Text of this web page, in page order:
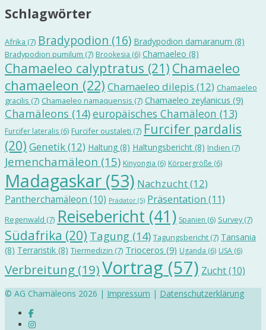
Schlagwörter
Afrika (7) Bradypodion (16) Bradypodion damaranum (8)
Bradypodion pumilum (7) Brookesia (6) Chamaeleo (8)
Chamaeleo calyptratus (21) Chamaeleo
chamaeleon (22) Chamaeleo dilepis (12) Chamaeleo
gracilis (7) Chamaeleo namaquensis (7) Chamaeleo zeylanicus (9)
Chamäleons (14)europäisches Chamäleon (13)
Furcifer lateralis (6) Furcifer oustaleti (7) Furcifer pardalis
(20) Genetik(12) Haltung (8) Haltungsbericht (8) Indien (7)
Jemenchamäleon (15) Kinyongia (6) Körpergröße (6)
Madagaskar (53) Nachzucht(12)
Pantherchamäleon (10) Prädator (5) Präsentation (11)
Regenwald (7) Reisebericht (41) Spanien (6) Survey(7)
Südafrika (20) Tagung (14) Tagungsbericht (7) Tansania
(8) Terraristik (8) Tiermedizin (7) Trioceros (9) Uganda (6) USA (6)
Verbreitung (19)Vortrag (57) Zucht(10)
© AG Chamäleons 2026 | Impressum | Datenschutzerklärung